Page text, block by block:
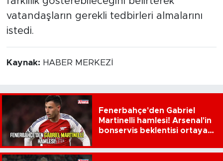
vatandaşların gerekli tedbirleri almalarını
istedi.
Kaynak: HABER MERKEZİ
Fenerbahçe'den Gabriel
Martinelli hamlesi! Arsenal'in
bonservis beklentisi ortaya